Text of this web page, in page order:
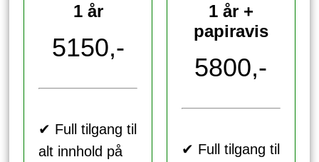
1 år
5150,-
✔ Full tilgang til
alt innhold på
1 år +
papiravis
5800,-
✔ Full tilgang til